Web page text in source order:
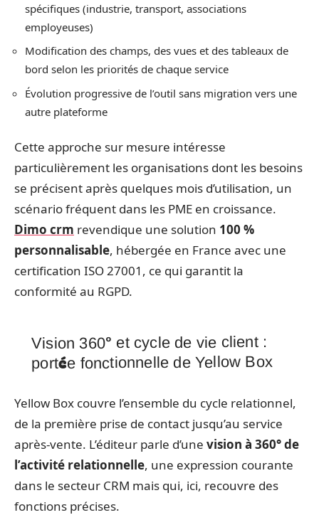
spécifiques (industrie, transport, associations
employeuses)
Modification des champs, des vues et des tableaux de
bord selon les priorités de chaque service
Évolution progressive de l’outil sans migration vers une
autre plateforme
Cette approche sur mesure intéresse
particulièrement les organisations dont les besoins
se précisent après quelques mois d’utilisation, un
scénario fréquent dans les PME en croissance.
Dimo crm revendique une solution 100 %
personnalisable, hébergée en France avec une
certification ISO 27001, ce qui garantit la
conformité au RGPD.
Vision 360° et cycle de vie client :
portée fonctionnelle de Yellow Box
Yellow Box couvre l’ensemble du cycle relationnel,
de la première prise de contact jusqu’au service
après-vente. L’éditeur parle d’une vision à 360° de
l’activité relationnelle, une expression courante
dans le secteur CRM mais qui, ici, recouvre des
fonctions précises.